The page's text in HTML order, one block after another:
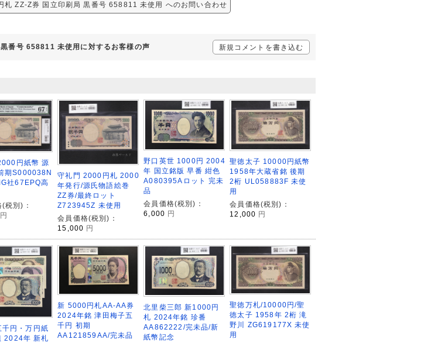
札 ZZ-Z券 国立印刷局 黒番号 658811 未使用 へのお問い合わせ
番号 658811 未使用に対するお客様の声 新規コメントを書き込む
円紙幣 源
期S000038N
社67EPQ高
税別)：
円
守礼門 2000円札 2000
年発行/源氏物語絵巻
ZZ券/最終ロット
Z723945Z 未使用
会員価格(税別)：
15,000 円
野口英世 1000円 2004
年 国立銘版 早番 紺色
A080395Aロット 完未
品
会員価格(税別)：
6,000 円
聖徳太子 10000円紙幣
1958年大蔵省銘 後期
2桁 UL058883F 未使
用
会員価格(税別)：
12,000 円
千円・万円紙
2024年 新札
新 5000円札AA-AA券
2024年銘 津田梅子五
千円 初期
AA121859AA/完未品
北里柴三郎 新1000円
札 2024年銘 珍番
AA862222/完未品/新
紙幣記念
聖徳万札/10000円/聖
徳太子 1958年 2桁 滝
野川 ZG619177X 未使
用